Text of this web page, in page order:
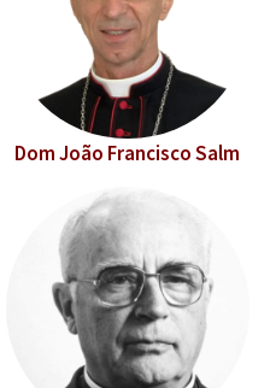
Dom João Francisco Salm